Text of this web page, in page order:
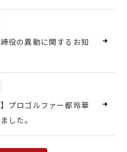
役の異動に関するお知
プロゴルファー都玲華
した。